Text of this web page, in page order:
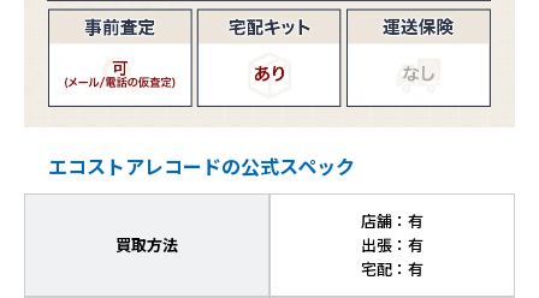
エコストアレコードの公式スペック
買取方法
店舗：有
出張：有
宅配：有